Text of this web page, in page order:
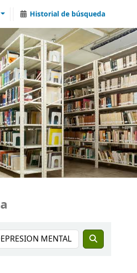
Historial de búsqueda